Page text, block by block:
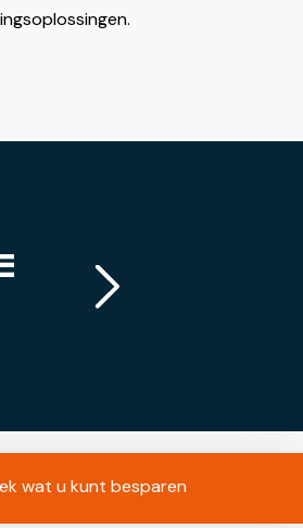
wat u kunt besparen